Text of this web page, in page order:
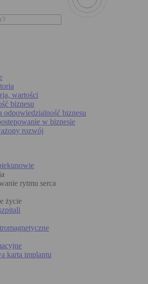
wartości
biznesu
odpowiedzialność biznesu
w biznesie
rozwój
rytmu serca
życie
karta implantu